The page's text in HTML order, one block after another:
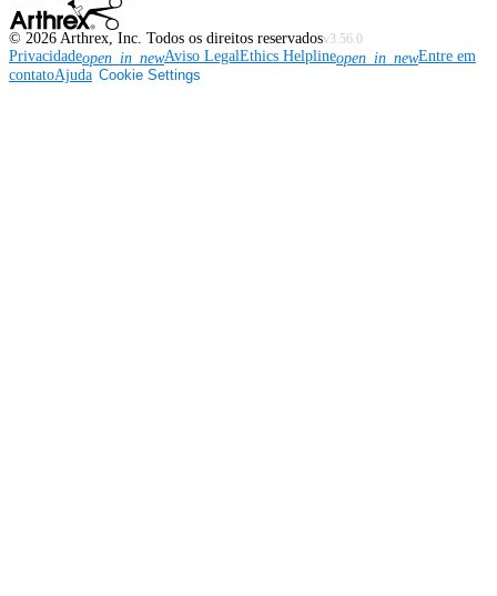
© 2026 Arthrex, Inc. Todos os direitos reservadosv3.56.0
Privacidadeopen_in_newAviso LegalEthics Helplineopen_in_newEntre em
contatoAjuda Cookie Settings